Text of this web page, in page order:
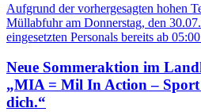
Aufgrund der vorhergesagten hohen
Müllabfuhr am Donnerstag, den
eingesetzten Personals bereits ab
Neue Sommeraktion im
„MIA = Mil In Action –
dich.“